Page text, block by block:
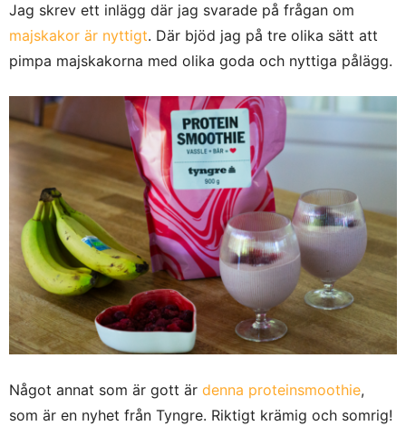
Jag skrev ett inlägg där jag svarade på frågan om
majskakor är nyttigt. Där bjöd jag på tre olika sätt att
pimpa majskakorna med olika goda och nyttiga pålägg.
Något annat som är gott är denna proteinsmoothie,
som är en nyhet från Tyngre. Riktigt krämig och somrig!